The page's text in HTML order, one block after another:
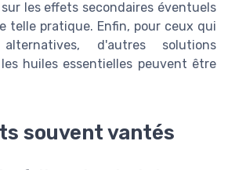
les effets secondaires éventuels
telle pratique. Enfin, pour ceux qui
d'autres solutions
huiles essentielles peuvent être
souvent vantés